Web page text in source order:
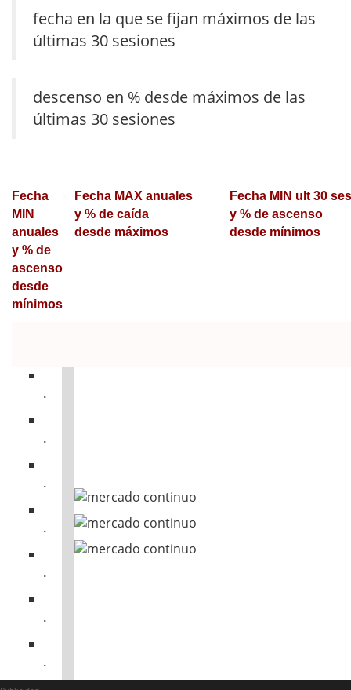
fecha en la que se fijan máximos de las
últimas 30 sesiones
descenso en % desde máximos de las
últimas 30 sesiones
Fecha
MIN
anuales
y % de
ascenso
desde
mínimos
Fecha MAX anuales
y % de caída
desde máximos
Fecha MIN ult 30
y % de ascenso
desde mínimos
.
.
.
.
.
.
.